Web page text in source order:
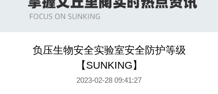
负压生物安全实验室安全防护等级
【SUNKING】
2023-02-28 09:41:27